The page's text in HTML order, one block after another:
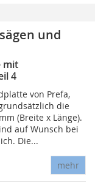
und
mit
4
von Prefa,
die
(Breite x Länge).
auf Wunsch bei
Die...
mehr